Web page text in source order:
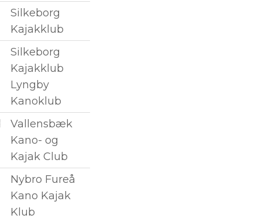
Silkeborg
Kajakklub
Silkeborg
Kajakklub
Lyngby
Kanoklub
Vallensbæk
Kano- og
Kajak Club
Nybro Fureå
Kano Kajak
Klub